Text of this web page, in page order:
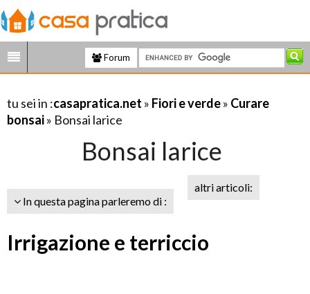
Forum
tu sei in :casapratica.net » Fiori e verde» Curare
bonsai» Bonsai larice
Bonsai larice
In questa pagina parleremo di :
altri articoli:
Irrigazione e terriccio